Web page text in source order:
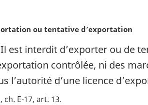
ou tentative d’exportation
Il est interdit d’exporter ou de
contrôlée, ni des
l’autorité d’une licence
ch. E-17, art. 13